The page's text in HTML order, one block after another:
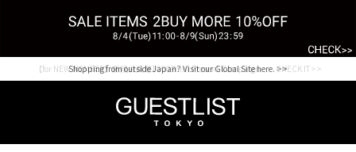
Shopping from outside Japan? Visit our Global Site here. >>
【for NEW MEMBER】新規会員様1000Point Present Campaign CHECK IT>>